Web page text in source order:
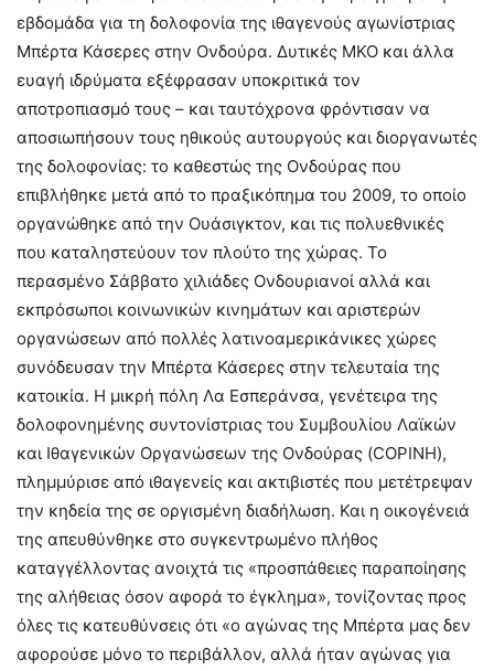
εβδομάδα για τη δολοφονία της ιθαγενούς αγωνίστριας
Μπέρτα Κάσερες στην Ονδούρα. Δυτικές ΜΚΟ και άλλα
ευαγή ιδρύματα εξέφρασαν υποκριτικά τον
αποτροπιασμό τους – και ταυτόχρονα φρόντισαν να
αποσιωπήσουν τους ηθικούς αυτουργούς και διοργανωτές
της δολοφονίας: το καθεστώς της Ονδούρας που
επιβλήθηκε μετά από το πραξικόπημα του 2009, το οποίο
οργανώθηκε από την Ουάσιγκτον, και τις πολυεθνικές
που καταληστεύουν τον πλούτο της χώρας. Το
περασμένο Σάββατο χιλιάδες Ονδουριανοί αλλά και
εκπρόσωποι κοινωνικών κινημάτων και αριστερών
οργανώσεων από πολλές λατινοαμερικάνικες χώρες
συνόδευσαν την Μπέρτα Κάσερες στην τελευταία της
κατοικία. Η μικρή πόλη Λα Εσπεράνσα, γενέτειρα της
δολοφονημένης συντονίστριας του Συμβουλίου Λαϊκών
και Ιθαγενικών Οργανώσεων της Ονδούρας (COPINH),
πλημμύρισε από ιθαγενείς και ακτιβιστές που μετέτρεψαν
την κηδεία της σε οργισμένη διαδήλωση. Και η οικογένειά
της απευθύνθηκε στο συγκεντρωμένο πλήθος
καταγγέλλοντας ανοιχτά τις «προσπάθειες παραποίησης
της αλήθειας όσον αφορά το έγκλημα», τονίζοντας προς
όλες τις κατευθύνσεις ότι «ο αγώνας της Μπέρτα μας δεν
αφορούσε μόνο το περιβάλλον, αλλά ήταν αγώνας για